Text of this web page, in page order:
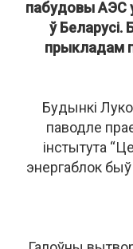
пабудовы АЭС
ў
прыкладам
Будынкі
паводле
інстытута
энергаблок